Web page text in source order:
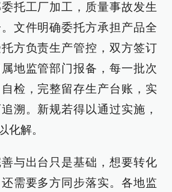
托工厂加工，质量事故发生
文件明确委托方承担产品全
方负责生产管控，双方签订
地监管部门报备，每一批次
检，完整留存生产台账，实
溯。新规若得以通过实施，
化解。
与出台只是基础，想要转化
需要多方同步落实。各地监